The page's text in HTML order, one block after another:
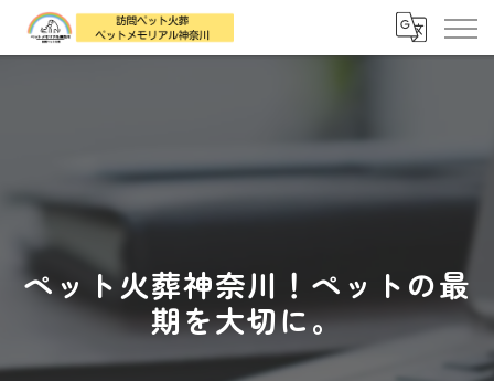
ペット火葬神奈川！ペットの最
期を大切に。